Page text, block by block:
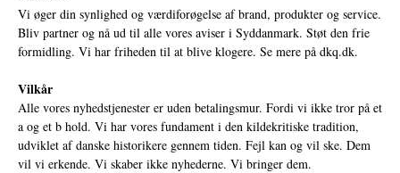
Vi øger din synlighed og værdiforøgelse af brand, produkter og service.
Bliv partner og nå ud til alle vores aviser i Syddanmark. Støt den frie
formidling. Vi har friheden til at blive klogere. Se mere på dkq.dk.
Vilkår
Alle vores nyhedstjenester er uden betalingsmur. Fordi vi ikke tror på et
a og et b hold. Vi har vores fundament i den kildekritiske tradition,
udviklet af danske historikere gennem tiden. Fejl kan og vil ske. Dem
vil vi erkende. Vi skaber ikke nyhederne. Vi bringer dem.